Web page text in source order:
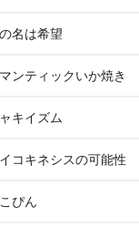
名は希望
ンティックいか焼き
キイズム
コキネシスの可能性
ぴん